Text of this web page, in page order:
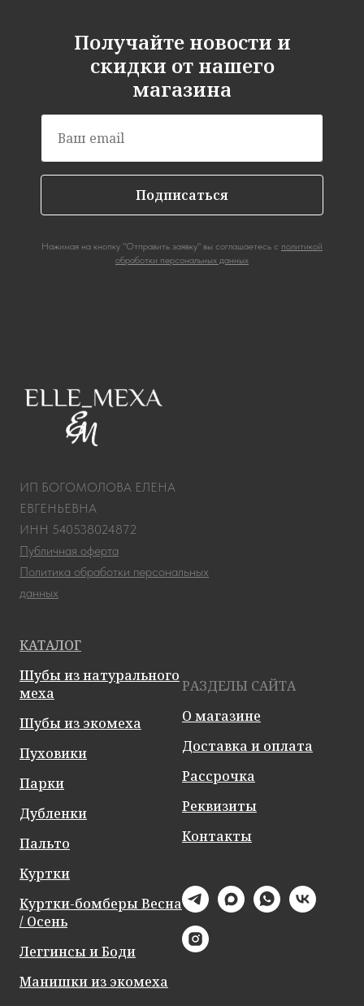
Получайте новости и
скидки от нашего
магазина
Подписаться
Нажимая на кнопку "Отправить заявку" вы соглашаетесь с политикой
обработки персональных данных
ИП БОГОМОЛОВА ЕЛЕНА
ЕВГЕНЬЕВНА
ИНН 540538024872
Публичная оферта
Политика обработки персональных
данных
КАТАЛОГ
Шубы из натурального
меха
Шубы из экомеха
Пуховики
Парки
Дубленки
Пальто
Куртки
Куртки-бомберы Весна
/ Осень
Леггинсы и Боди
Манишки из экомеха
РАЗДЕЛЫ САЙТА
О магазине
Доставка и оплата
Рассрочка
Реквизиты
Контакты